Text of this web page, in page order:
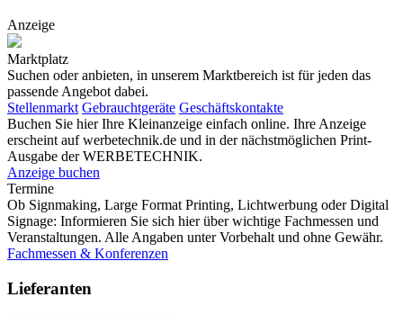
Anzeige
Marktplatz
Suchen oder anbieten, in unserem Marktbereich ist für jeden das
passende Angebot dabei.
Stellenmarkt Gebrauchtgeräte Geschäftskontakte
Buchen Sie hier Ihre Kleinanzeige einfach online. Ihre Anzeige
erscheint auf werbetechnik.de und in der nächstmöglichen Print-
Ausgabe der WERBETECHNIK.
Anzeige buchen
Termine
Ob Signmaking, Large Format Printing, Lichtwerbung oder Digital
Signage: Informieren Sie sich hier über wichtige Fachmessen und
Veranstaltungen. Alle Angaben unter Vorbehalt und ohne Gewähr.
Fachmessen & Konferenzen
Lieferanten